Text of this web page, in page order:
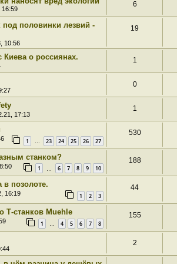
16:59
6
под половинки лезвий -
10:56
19
Киева о россиянах. 1
0
17:13
1
1 … 23 24 25 26 27
530
станком?
1 6 7 8 9 10
188
в позолоте.
16:19 1 2 3
44
Т-станков Muehle
1 … 4 5 6 7 8
155
2